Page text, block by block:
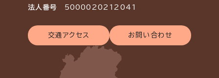
法人番号 5000020212041
交通アクセス お問い合わせ